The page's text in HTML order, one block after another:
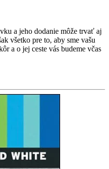
a jeho dodanie môže trvať aj
všetko pre to, aby sme vašu
a o jej ceste vás budeme včas